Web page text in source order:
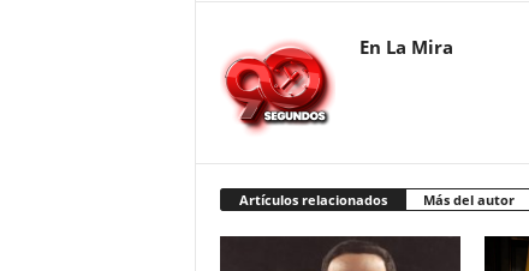
En La Mira
Artículos relacionados Más del autor